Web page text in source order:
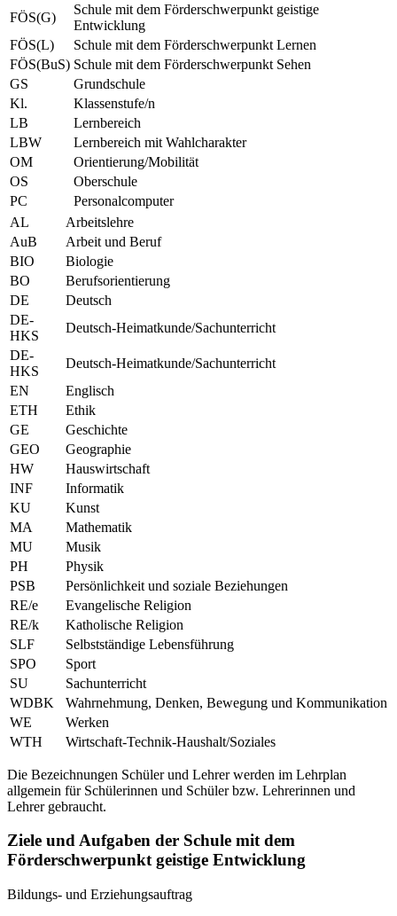
FÖS(G)
Schule mit dem Förderschwerpunkt geistige
Entwicklung
FÖS(L)
Schule mit dem Förderschwerpunkt Lernen
FÖS(BuS) Schule mit dem Förderschwerpunkt Sehen
GS
Grundschule
Kl.
Klassenstufe/n
LB
Lernbereich
LBW
Lernbereich mit Wahlcharakter
OM
Orientierung/Mobilität
OS
Oberschule
PC
Personalcomputer
AL
Arbeitslehre
AuB
Arbeit und Beruf
BIO
Biologie
BO
Berufsorientierung
DE
Deutsch
DE-
HKS
Deutsch-Heimatkunde/Sachunterricht
DE-
HKS
Deutsch-Heimatkunde/Sachunterricht
EN
Englisch
ETH
Ethik
GE
Geschichte
GEO
Geographie
HW
Hauswirtschaft
INF
Informatik
KU
Kunst
MA
Mathematik
MU
Musik
PH
Physik
PSB
Persönlichkeit und soziale Beziehungen
RE/e
Evangelische Religion
RE/k
Katholische Religion
SLF
Selbstständige Lebensführung
SPO
Sport
SU
Sachunterricht
WDBK
Wahrnehmung, Denken, Bewegung und Kommunikation
WE
Werken
WTH
Wirtschaft-Technik-Haushalt/Soziales
Die Bezeichnungen Schüler und Lehrer werden im Lehrplan
allgemein für Schülerinnen und Schüler bzw. Lehrerinnen und
Lehrer gebraucht.
Ziele und Aufgaben der Schule mit dem
Förderschwerpunkt geistige Entwicklung
Bildungs- und Erziehungsauftrag